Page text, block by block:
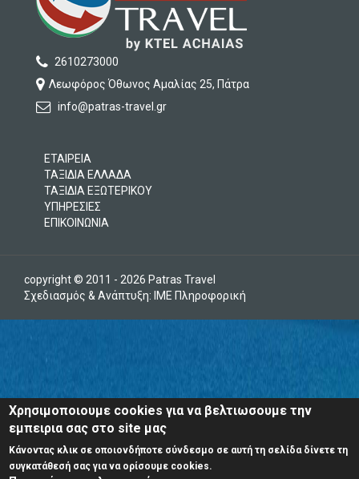
2610273000
Λεωφόρος Όθωνος Αμαλίας 25, Πάτρα
info@patras-travel .gr
ΕΤΑΙΡΕΙΑ
ΤΑΞΙΔΙΑ ΕΛΛΑΔΑ
ΤΑΞΙΔΙΑ ΕΞΩΤΕΡΙΚΟΥ
ΥΠΗΡΕΣΙΕΣ
ΕΠΙΚΟΙΝΩΝΙΑ
copyright © 2011 - 2026 Patras Travel
Σχεδιασμός & Ανάπτυξη: ΙΜΕ Πληροφορική
Χρησιμοποιουμε cookies για να βελτιωσουμε την
εμπειρια σας στο site μας
Κάνοντας κλικ σε οποιονδήποτε σύνδεσμο σε αυτή τη σελίδα δίνετε τη
συγκατάθεσή σας για να ορίσουμε cookies.